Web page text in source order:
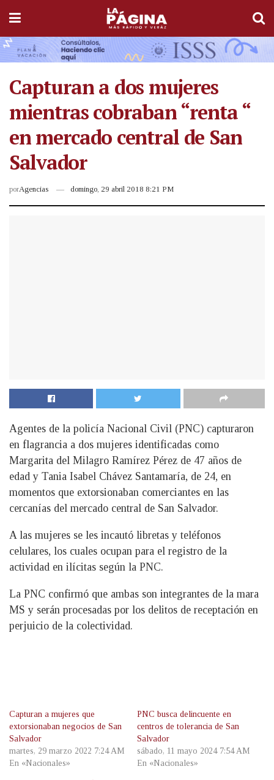
Capturan a dos mujeres
mientras cobraban “renta “
en mercado central de San
Salvador
porAgencias domingo, 29 abril 2018 8:21 PM
Agentes de la policía Nacional Civil (PNC) capturaron
en flagrancia a dos mujeres identificadas como
Margarita del Milagro Ramírez Pérez de 47 años de
edad y Tania Isabel Chávez Santamaría, de 24, en
momentos que extorsionaban comerciantes en las
cercanías del mercado central de San Salvador.
A las mujeres se les incautó libretas y teléfonos
celulares, los cuales ocupan para el registro de la
actividad en ilícitas según la PNC.
La PNC confirmó que ambas son integrantes de la mara
MS y serán procesadas por los delitos de receptación en
perjuicio de la colectividad.
Capturan a mujeres que
extorsionaban negocios de San
Salvador
martes, 29 marzo 2022 7:24 AM
En «Nacionales»
PNC busca delincuente en
centros de tolerancia de San
Salvador
sábado, 11 mayo 2024 7:54 AM
En «Nacionales»